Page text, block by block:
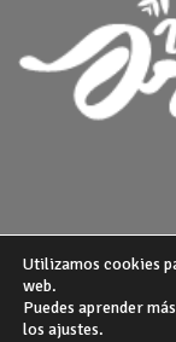
¿QUIENES SOMOS?
Utilizamos cookies
web.
Puedes aprender
los ajustes.